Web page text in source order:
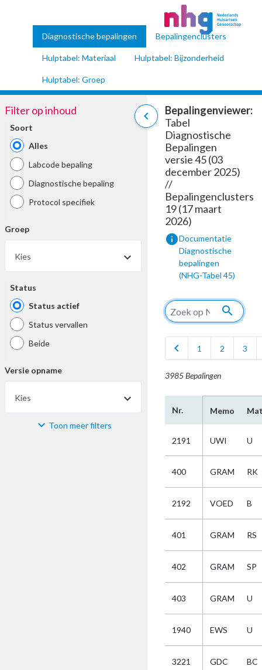
Diagnostische bepalingen Bepalingenclusters
Hulptabel: Materiaal Hulptabel: Bijzonderheid
Hulptabel: Groep
chevron_left
Filter op inhoud
Soort
Alles
Labcode bepaling
Diagnostische bepaling
Protocol specifiek
Groep
Kies
Status
Status actief
Status vervallen
Beide
Versie opname
Kies
Materiaal Toon meer filters
Bepalingenviewer:
Tabel
Diagnostische
Bepalingen
versie 45 (03
december 2025)
//
Bepalingenclusters
19 (17 maart
2026)
infoDocumentatie
Diagnostische
bepalingen
(NHG-Tabel 45)
search
chevron_left 1 2 3
3985 Bepalingen
Nr. Memo
2191 UWI U
400 GRAM RK
2192 VOED B
401 GRAM RS
402 GRAM SP
403 GRAM U
1940 EWS U
3221 GDC BC